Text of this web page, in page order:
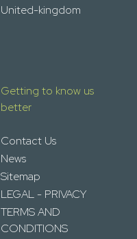
United-kingdom
Getting to know us
better
Contact Us
News
Sitemap
LEGAL - PRIVACY
TERMS AND
CONDITIONS